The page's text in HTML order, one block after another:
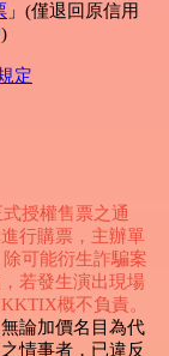
」(僅退回原信用
定
授權售票之通
行購票，主辦單
可能衍生詐騙案
若發生演出現場
概不負責。
論加價名目為代
情事者，已違反